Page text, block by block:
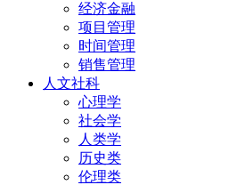
经济金融
项目管理
时间管理
销售管理
人文社科
心理学
社会学
人类学
历史类
伦理类